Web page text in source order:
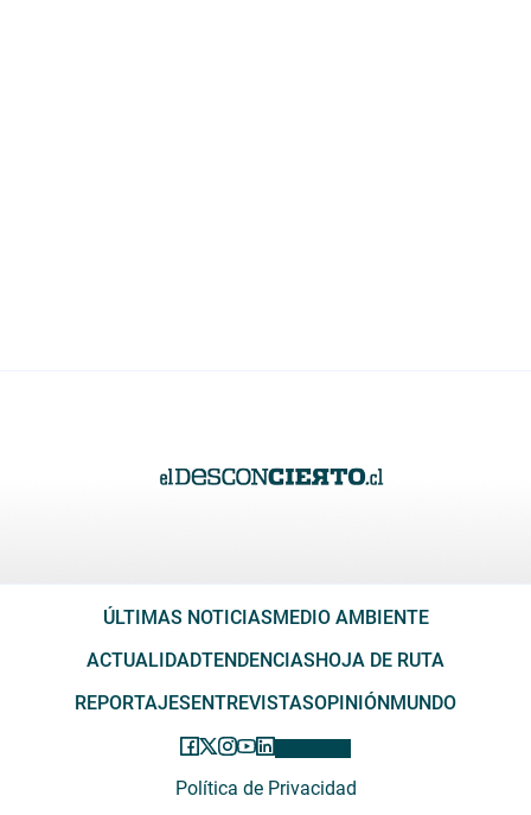
ÚLTIMAS NOTICIASMEDIO AMBIENTE
ACTUALIDADTENDENCIASHOJA DE RUTA
REPORTAJESENTREVISTASOPINIÓNMUNDO
Política de Privacidad